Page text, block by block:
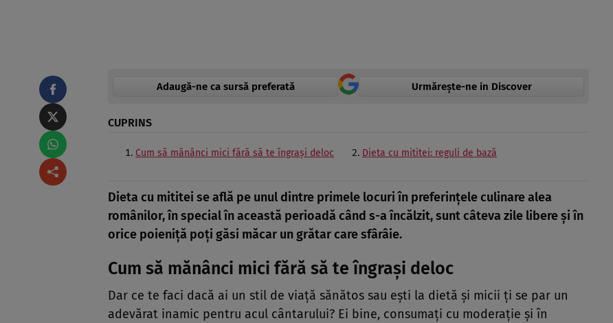
Adaugă-ne ca sursă preferată Urmărește-ne in Discover
CUPRINS
Cum să mănânci mici fără să te îngrași deloc Dieta cu mititei: reguli de bază
Dieta cu mititei se află pe unul dintre primele locuri în preferințele culinare alea
românilor, în special în această perioadă când s-a încălzit, sunt câteva zile libere și în
orice poieniță poți găsi măcar un grătar care sfârâie.
Cum să mănânci mici fără să te îngrași deloc
Dar ce te faci dacă ai un stil de viață sănătos sau ești la dietă și micii ți se par un
adevărat inamic pentru acul cântarului? Ei bine, consumați cu moderație și în